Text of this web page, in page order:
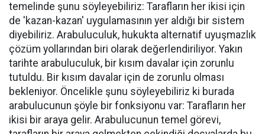
temelinde şunu söyleyebiliriz: Tarafların her ikisi için
de 'kazan-kazan' uygulamasının yer aldığı bir sistem
diyebiliriz. Arabuluculuk, hukukta alternatif uyuşmazlık
çözüm yollarından biri olarak değerlendiriliyor. Yakın
tarihte arabuluculuk, bir kısım davalar için zorunlu
tutuldu. Bir kısım davalar için de zorunlu olması
bekleniyor. Öncelikle şunu söyleyebiliriz ki burada
arabulucunun şöyle bir fonksiyonu var: Tarafların her
ikisi bir araya gelir. Arabulucunun temel görevi,